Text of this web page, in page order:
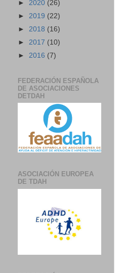
► 2020 (26)
► 2019 (22)
► 2018 (16)
► 2017 (10)
► 2016 (7)
FEDERACIÓN ESPAÑOLA
DE ASOCIACIONES
DETDAH
ASOCIACIÓN EUROPEA
DE TDAH